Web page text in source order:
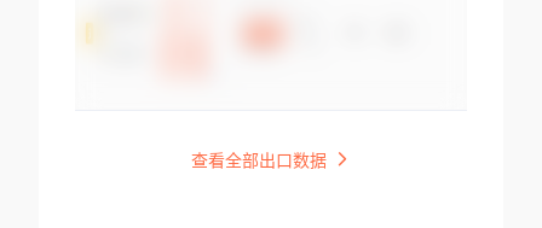
查看全部出口数据